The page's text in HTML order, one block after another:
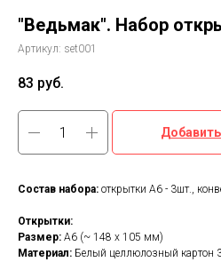
"Ведьмак". Набор
Артикул: set001
83 руб.
Состав набора: открытки А6 - 3шт.,
Открытки:
Размер: А6 (~ 148 х 105 мм)
Материал: Белый целлюлозный картон